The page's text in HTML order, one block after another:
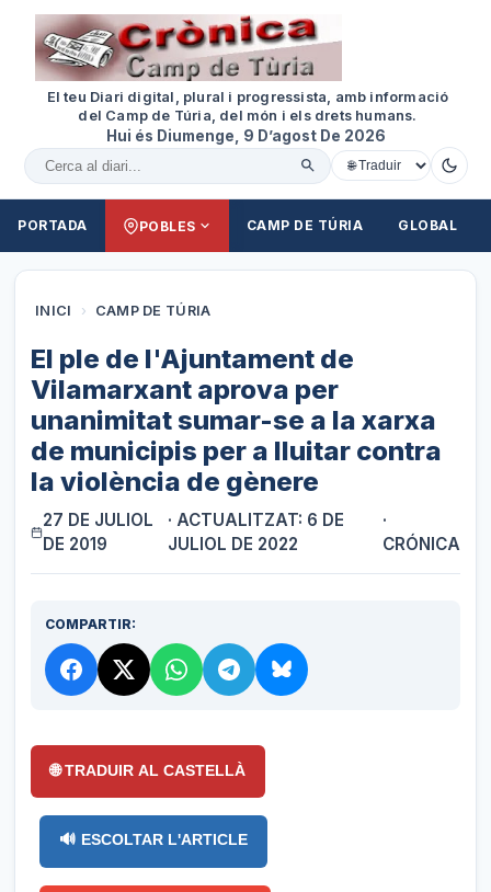
El teu Diari digital, plural i progressista, amb informació
del Camp de Túria, del món i els drets humans.
Hui és Diumenge, 9 D’agost De 2026
Cercar al diari
PORTADA POBLES CAMP DE TÚRIA GLOBAL
INICI › CAMP DE TÚRIA
El ple de l'Ajuntament de
Vilamarxant aprova per
unanimitat sumar-se a la xarxa
de municipis per a lluitar contra
la violència de gènere
27 DE JULIOL
DE 2019
· ACTUALITZAT: 6 DE
JULIOL DE 2022
·
CRÓNICA
COMPARTIR:
🌐 TRADUIR AL CASTELLÀ
🔊 ESCOLTAR L'ARTICLE